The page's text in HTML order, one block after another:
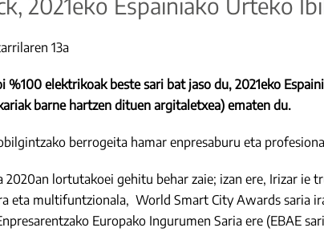
13a
%100 elektrikoak beste sari bat jaso du, 2021eko
barne hartzen dituen argitaletxea) ematen du.
berrogeita hamar enpresaburu eta
2020an lortutakoei gehitu behar zaie; izan ere, Irizar
eta multifuntzionala, World Smart City Awards saria
Europako Ingurumen Saria ere (EBAE